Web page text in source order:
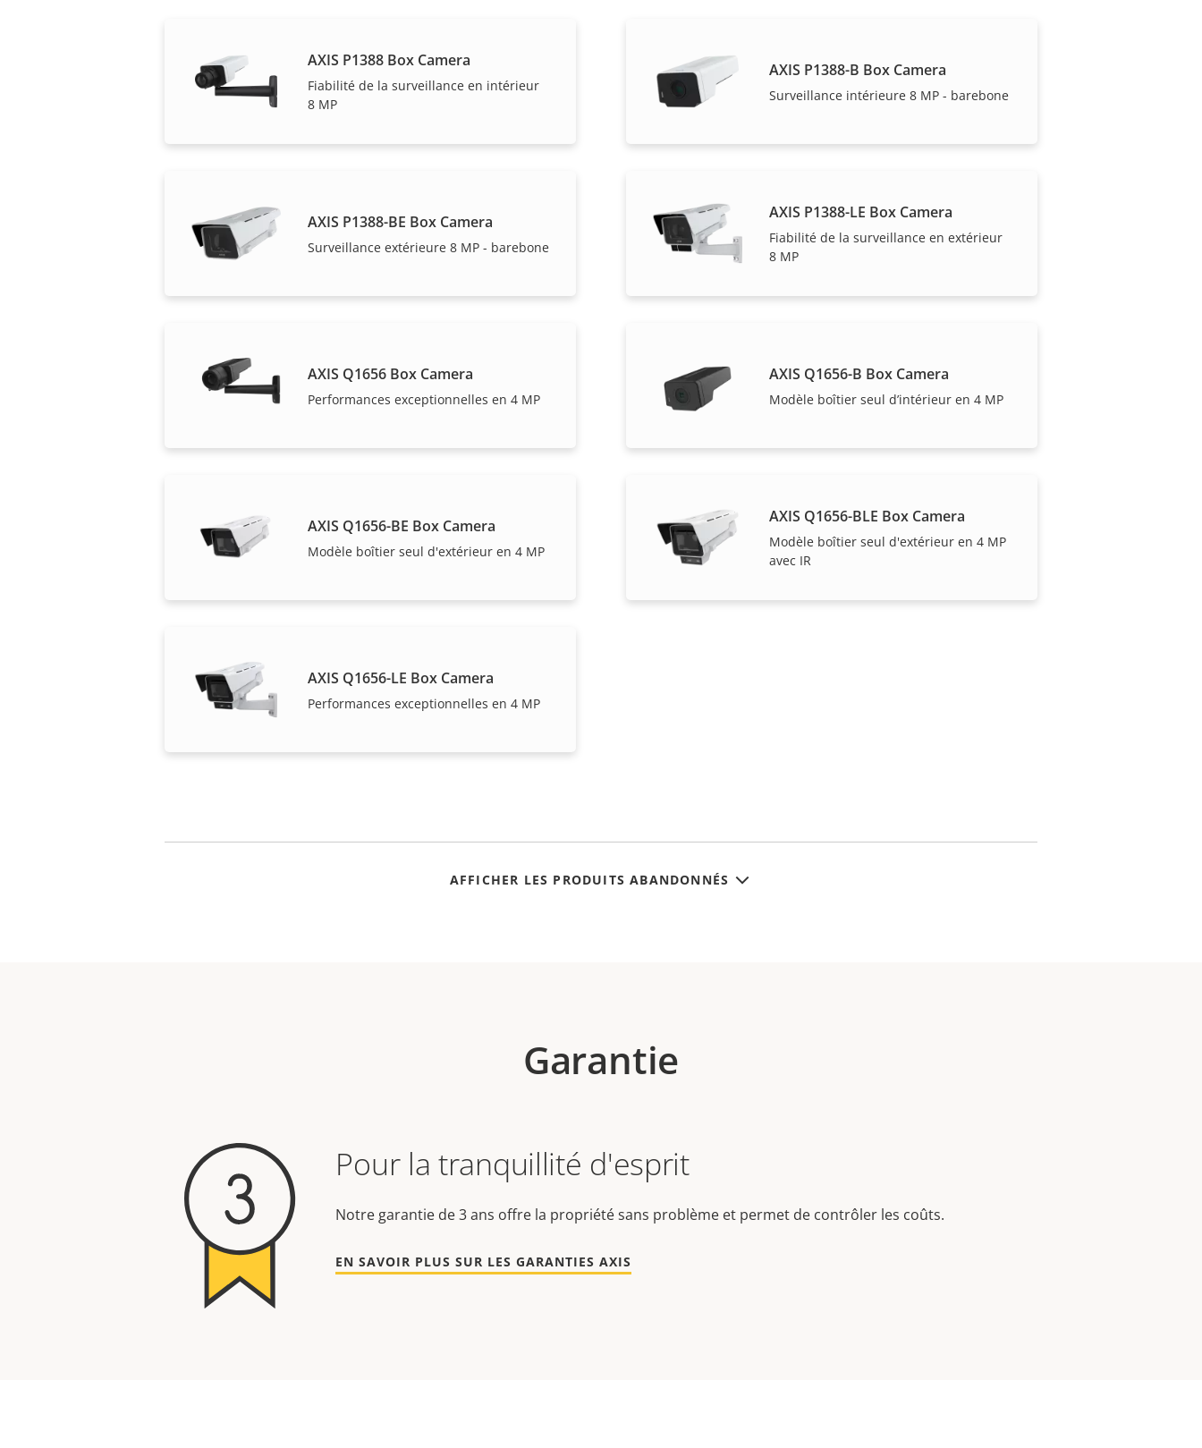
AXIS P1388 Box Camera
Fiabilité de la surveillance en intérieur
8 MP
AXIS P1388-B Box Camera
Surveillance intérieure 8 MP - barebone
AXIS P1388-BE Box Camera
Surveillance extérieure 8 MP - barebone
AXIS P1388-LE Box Camera
Fiabilité de la surveillance en extérieur
8 MP
AXIS Q1656 Box Camera
Performances exceptionnelles en 4 MP
AXIS Q1656-B Box Camera
Modèle boîtier seul d’intérieur en 4 MP
AXIS Q1656-BE Box Camera
Modèle boîtier seul d'extérieur en 4 MP
AXIS Q1656-BLE Box Camera
Modèle boîtier seul d'extérieur en 4 MP
avec IR
AXIS Q1656-LE Box Camera
Performances exceptionnelles en 4 MP
AFFICHER LES PRODUITS ABANDONNÉS
Garantie
Pour la tranquillité d'esprit
Notre garantie de 3 ans offre la propriété sans problème et permet de contrôler les coûts.
EN SAVOIR PLUS SUR LES GARANTIES AXIS